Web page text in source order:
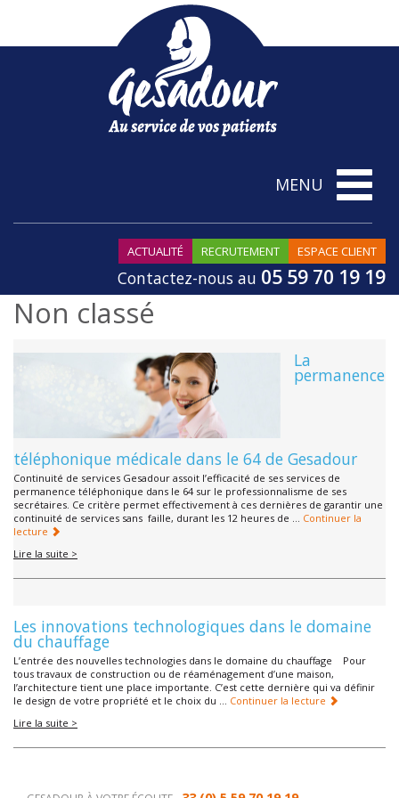
Toggle
MENU
ESPACE CLIENT
RECRUTEMENT
ACTUALITÉ
Contactez-nous au 05 59 70 19 19
Non classé
La
permanence
téléphonique médicale dans le 64 de Gesadour
Continuité de services Gesadour assoit l’efficacité de ses services de
permanence téléphonique dans le 64 sur le professionnalisme de ses
secrétaires. Ce critère permet effectivement à ces dernières de garantir une
continuité de services sans faille, durant les 12 heures de … Continuer la
lecture
Lire la suite >
Les innovations technologiques dans le domaine
du chauffage
L’entrée des nouvelles technologies dans le domaine du chauffage Pour
tous travaux de construction ou de réaménagement d’une maison,
l’architecture tient une place importante. C’est cette dernière qui va définir
le design de votre propriété et le choix du … Continuer la lecture
Lire la suite >